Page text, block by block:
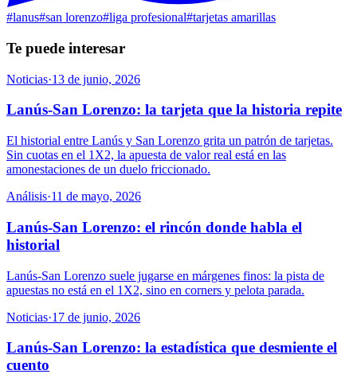
#lanus#san lorenzo#liga profesional#tarjetas amarillas
Te puede interesar
Noticias·13 de junio, 2026
Lanús-San Lorenzo: la tarjeta que la historia repite
El historial entre Lanús y San Lorenzo grita un patrón de tarjetas.
Sin cuotas en el 1X2, la apuesta de valor real está en las
amonestaciones de un duelo friccionado.
Análisis·11 de mayo, 2026
Lanús-San Lorenzo: el rincón donde habla el
historial
Lanús-San Lorenzo suele jugarse en márgenes finos: la pista de
apuestas no está en el 1X2, sino en corners y pelota parada.
Noticias·17 de junio, 2026
Lanús-San Lorenzo: la estadística que desmiente el
cuento